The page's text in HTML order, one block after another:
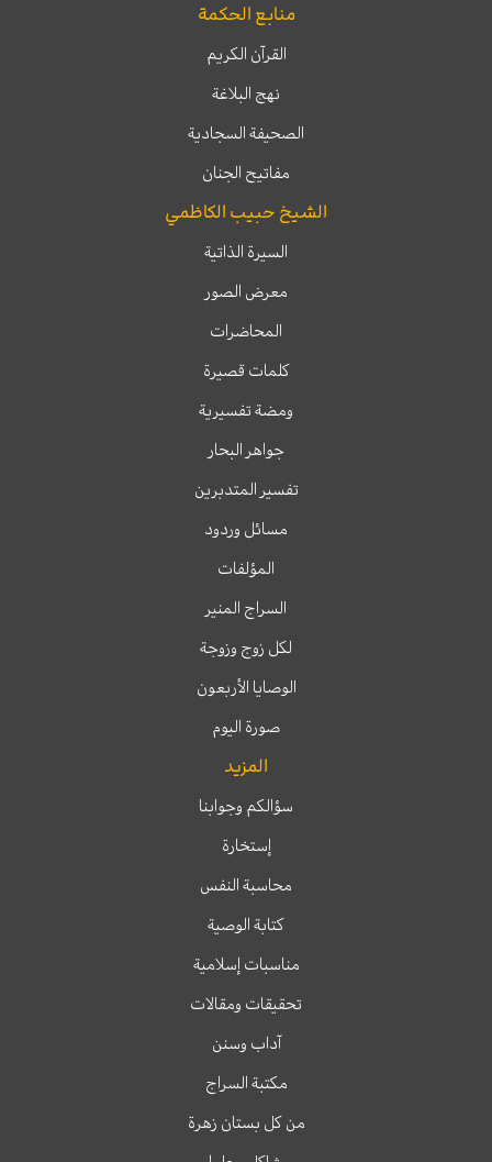
منابع الحكمة
القرآن الكريم
نهج البلاغة
الصحيفة السجادية
مفاتيح الجنان
الشيخ حبيب الكاظمي
السيرة الذاتية
معرض الصور
المحاضرات
كلمات قصيرة
ومضة تفسيرية
جواهر البحار
تفسير المتدبرين
مسائل وردود
المؤلفات
السراج المنير
لكل زوج وزوجة
الوصايا الأربعون
صورة اليوم
المزيد
سؤالكم وجوابنا
إستخارة
محاسبة النفس
كتابة الوصية
مناسبات إسلامية
تحقيقات ومقالات
آداب وسنن
مكتبة السراج
من كل بستان زهرة